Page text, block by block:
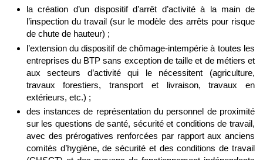
la création d’un dispositif d’arrêt d’activité à la main de
l’inspection du travail (sur le modèle des arrêts pour risque
de chute de hauteur) ;
l’extension du dispositif de chômage-intempérie à toutes les
entreprises du BTP sans exception de taille et de métiers et
aux secteurs d’activité qui le nécessitent (agriculture,
travaux forestiers, transport et livraison, travaux en
extérieurs, etc.) ;
des instances de représentation du personnel de proximité
sur les questions de santé, sécurité et conditions de travail,
avec des prérogatives renforcées par rapport aux anciens
comités d’hygiène, de sécurité et des conditions de travail